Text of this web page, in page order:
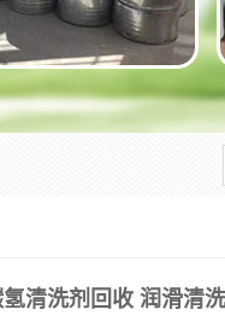
清洗剂回收 润滑清